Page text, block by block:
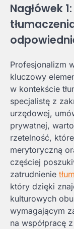
Nagłówek
Profesjonalizm
kluczowy
w kontekście
specjalistę z
urzędowej,
prywatnej,
rzetelność,
merytoryczną
częściej
zatrudnienie
który dzięki
kulturowych
wymagającym
na współpracę